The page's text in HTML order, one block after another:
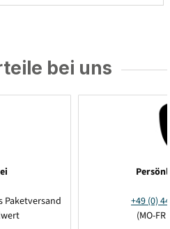
bei uns
+49 (0)
(MO-